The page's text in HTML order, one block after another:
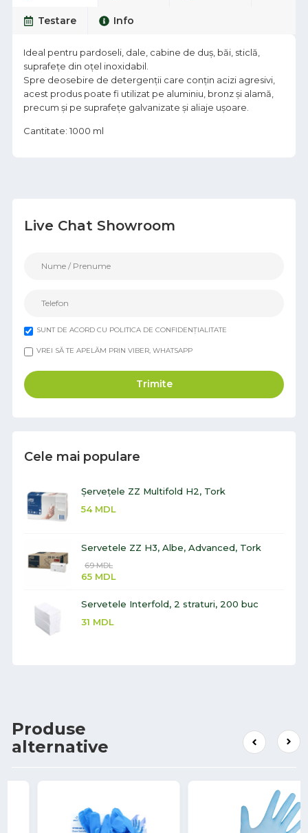
Live Chat Showroom
SUNT DE ACORD CU POLITICA DE CONFIDENȚIALITATE
VREI SĂ TE APELĂM PRIN VIBER, WHATSAPP
Trimite
Cele mai populare
Șervețele ZZ Multifold H2, Tork
54 MDL
Servetele ZZ H3, Albe, Advanced, Tork
69MDL
65 MDL
Servetele Interfold, 2 straturi, 200 buc
31 MDL
Testare Info
Ideal pentru pardoseli, dale, cabine de duș, băi, sticlă,
suprafețe din oțel inoxidabil.
Spre deosebire de detergenții care conțin acizi agresivi,
acest produs poate fi utilizat pe aluminiu, bronz și alamă,
precum și pe suprafețe galvanizate și aliaje ușoare.
Cantitate: 1000 ml
Produse
alternative